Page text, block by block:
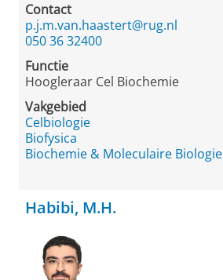
Contact
p.j.m.van.haastert@rug.nl
050 36 32400
Functie
Hoogleraar Cel Biochemie
Vakgebied
Celbiologie
Biofysica
Biochemie & Moleculaire Biologie
Habibi, M.H.